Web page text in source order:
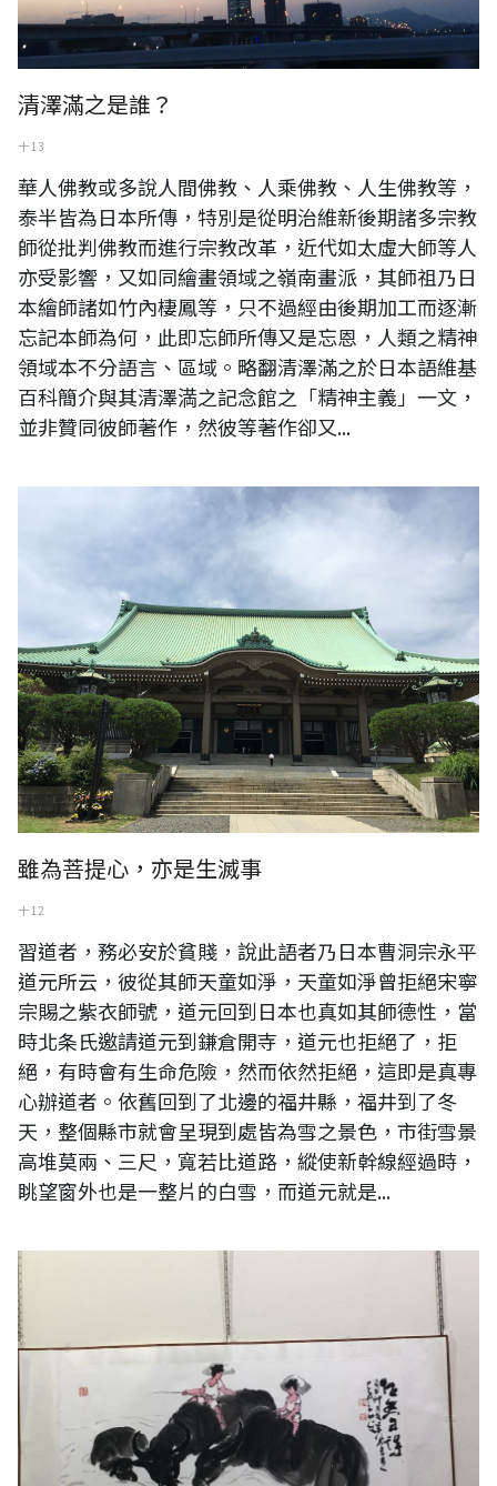
清澤滿之是誰？
十 13
華人佛教或多說人間佛教、人乘佛教、人生佛教等，
泰半皆為日本所傳，特別是從明治維新後期諸多宗教
師從批判佛教而進行宗教改革，近代如太虛大師等人
亦受影響，又如同繪畫領域之嶺南畫派，其師祖乃日
本繪師諸如竹內棲鳳等，只不過經由後期加工而逐漸
忘記本師為何，此即忘師所傳又是忘恩，人類之精神
領域本不分語言、區域。略翻清澤滿之於日本語維基
百科簡介與其清澤満之記念館之「精神主義」一文，
並非贊同彼師著作，然彼等著作卻又...
雖為菩提心，亦是生滅事
十 12
習道者，務必安於貧賤，說此語者乃日本曹洞宗永平
道元所云，彼從其師天童如淨，天童如淨曾拒絕宋寧
宗賜之紫衣師號，道元回到日本也真如其師德性，當
時北条氏邀請道元到鎌倉開寺，道元也拒絕了，拒
絕，有時會有生命危險，然而依然拒絕，這即是真專
心辦道者。依舊回到了北邊的福井縣，福井到了冬
天，整個縣市就會呈現到處皆為雪之景色，市街雪景
高堆莫兩、三尺，寬若比道路，縱使新幹線經過時，
眺望窗外也是一整片的白雪，而道元就是...
已故台灣水墨前輩 李奇茂作品。